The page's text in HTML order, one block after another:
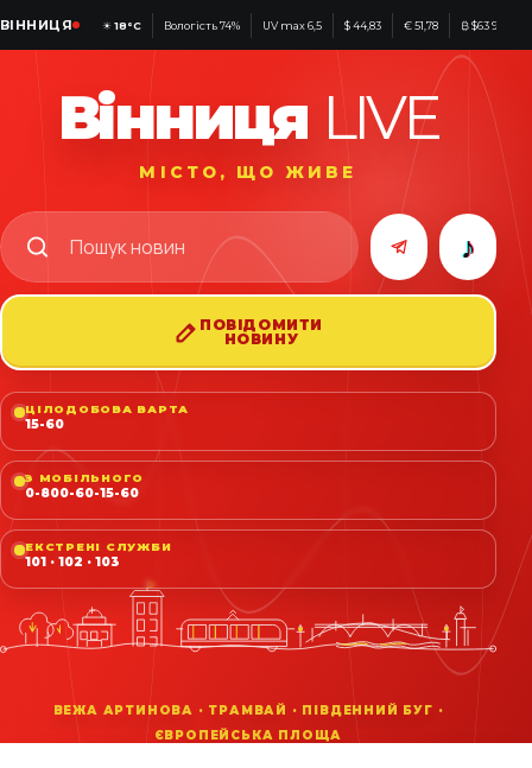
ВІННИЦЯ ☀18°C Вологість 74% UV max 6,5 $ 44,83 € 51,78 ₿ $63 981
Вінниця LIVE
МІСТО, ЩО ЖИВЕ
♪
ПОВІДОМИТИ
НОВИНУ
ЦІЛОДОБОВА ВАРТА
15-60
З МОБІЛЬНОГО
0-800-60-15-60
ЕКСТРЕНІ СЛУЖБИ
101 · 102 · 103